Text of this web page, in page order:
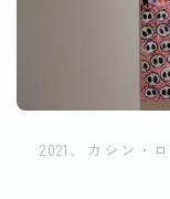
2021、カシン・